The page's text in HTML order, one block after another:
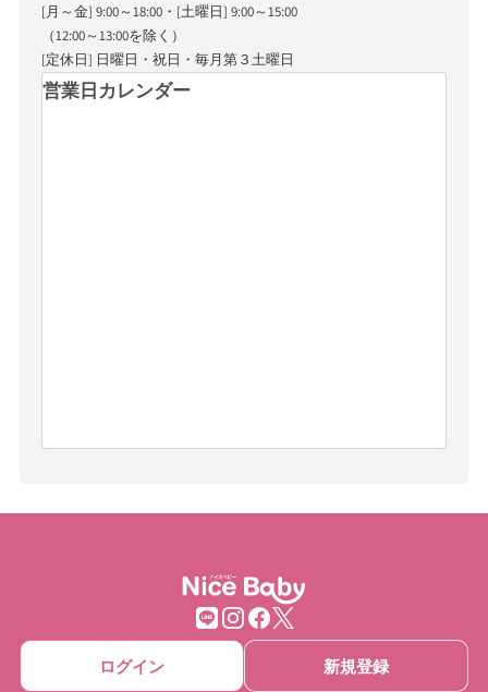
[月～金] 9:00～18:00・[土曜日] 9:00～15:00
（12:00～13:00を除く）
[定休日] 日曜日・祝日・毎月第３土曜日
営業日カレンダー
ログイン 新規登録